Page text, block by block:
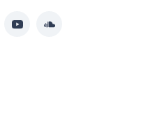
YouTubeSoundcloud